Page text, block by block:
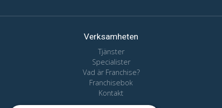
Verksamheten
Tjänster
Specialister
Vad är Franchise?
Franchisebok
Kontakt